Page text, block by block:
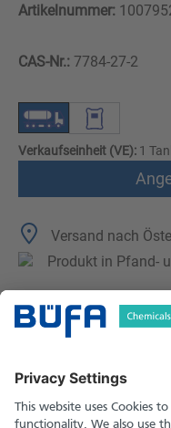
Artikelnummer:
CAS-Nr.: 7784-27-2
Verkaufseinheit (VE): 1
Versand nach
Produkt in Pfand-
Technische